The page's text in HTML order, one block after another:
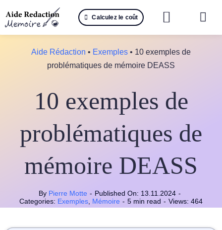
au
contenu
Calculez le coût
📝
Aide Rédaction • Exemples • 10 exemples de
problématiques de mémoire DEASS
10 exemples de
problématiques de
mémoire DEASS
By Pierre Motte - Published On: 13.11.2024 -
Categories: Exemples Mémoire - 5 min read - Views: 464